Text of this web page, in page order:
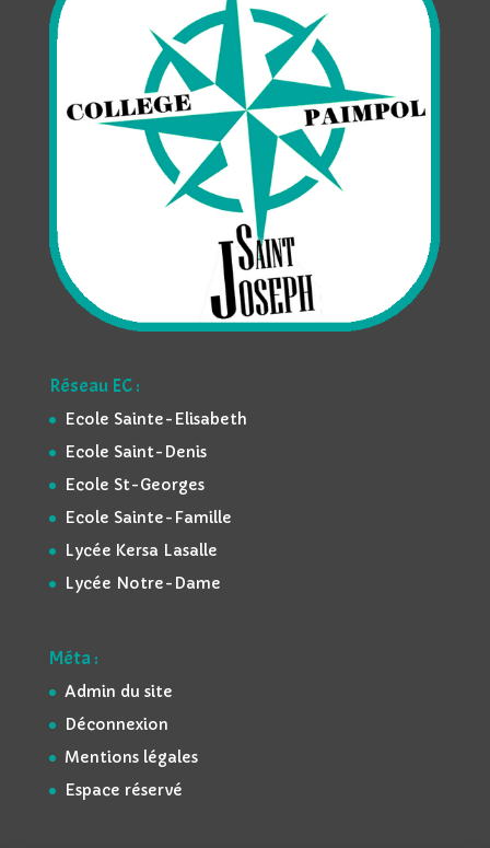
Réseau EC :
Ecole Sainte-Elisabeth
Ecole Saint-Denis
Ecole St-Georges
Ecole Sainte-Famille
Lycée Kersa Lasalle
Lycée Notre-Dame
Méta :
Admin du site
Déconnexion
Mentions légales
Espace réservé